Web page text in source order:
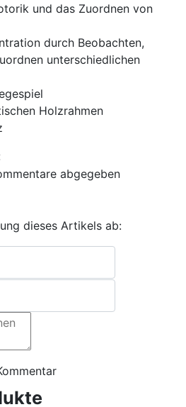
und das Zuordnen von
durch Beobachten,
unterschiedlichen
Holzrahmen
abgegeben
dieses Artikels ab: